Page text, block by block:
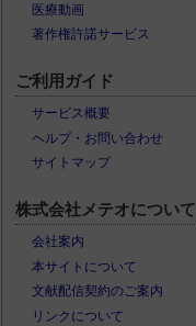
医療動画
著作権許諾サービス
ご利用ガイド
サービス概要
ヘルプ・お問い合わせ
サイトマップ
株式会社メテオについて
会社案内
本サイトについて
文献配信契約のご案内
リンクについて